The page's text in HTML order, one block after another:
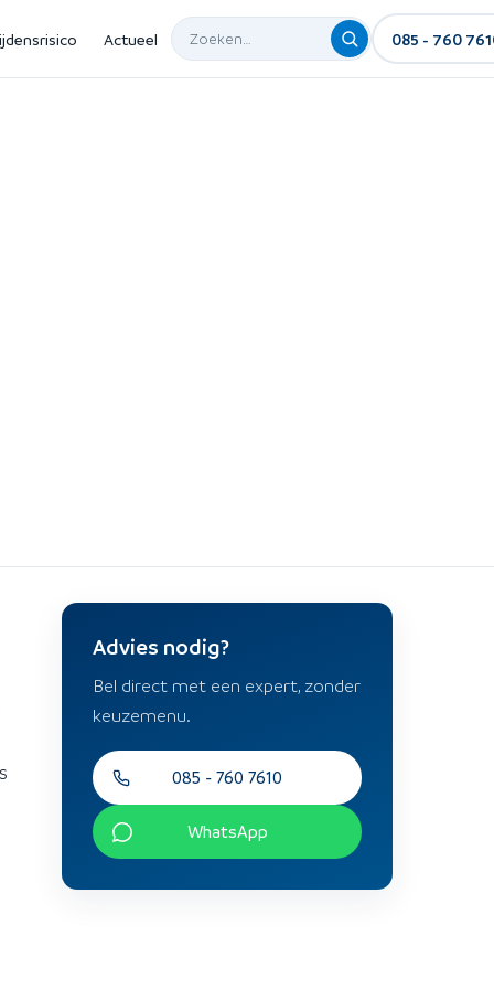
Actueel 085 - 760
Advies nodig?
Bel direct met een expert, zonder
keuzemenu.
085 - 760 7610
WhatsApp